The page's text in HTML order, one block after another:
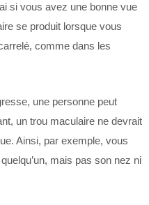
si vous avez une bonne vue
se produit lorsque vous
comme dans les
une personne peut
un trou maculaire ne devrait
Ainsi, par exemple, vous
mais pas son nez ni